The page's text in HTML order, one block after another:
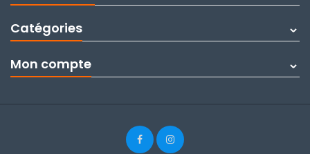
Catégories
Mon compte